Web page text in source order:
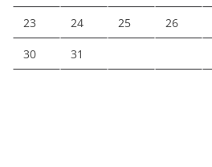
23 24 25 26
30 31